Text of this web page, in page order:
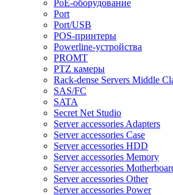
PoE-оборудование
Port
Port/USB
POS-принтеры
Powerline-устройства
PROMT
PTZ камеры
Rack-dense Servers Middle
SAS/FC
SATA
Secret Net Studio
Server accessories Adapters
Server accessories Case
Server accessories HDD
Server accessories Memory
Server accessories
Server accessories Other
Server accessories Power